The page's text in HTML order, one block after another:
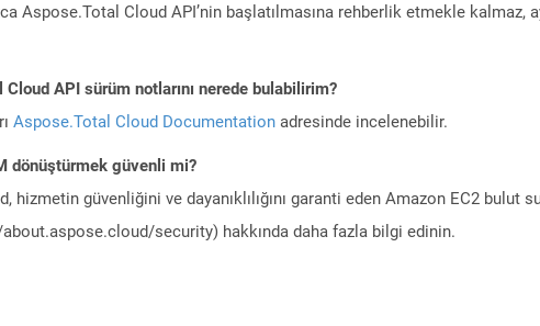
Aspose.Total Cloud API’nin başlatılmasına rehberlik etmekle kalmaz,
API sürüm notlarını nerede bulabilirim?
Aspose.Total Cloud Documentation adresinde incelenebilir.
dönüştürmek güvenli mi?
hizmetin güvenliğini ve dayanıklılığını garanti eden Amazon EC2 bulut
security) hakkında daha fazla bilgi edinin.